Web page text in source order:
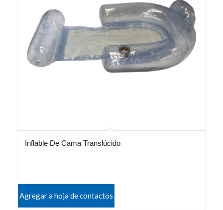
Inflable De Cama Translúcido
Agregar a hoja de contactos